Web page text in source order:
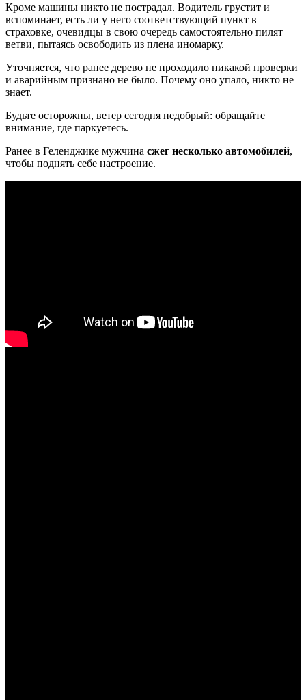
Кроме машины никто не пострадал. Водитель грустит и
вспоминает, есть ли у него соответствующий пункт в
страховке, очевидцы в свою очередь самостоятельно пилят
ветви, пытаясь освободить из плена иномарку.
Уточняется, что ранее дерево не проходило никакой проверки
и аварийным признано не было. Почему оно упало, никто не
знает.
Будьте осторожны, ветер сегодня недобрый: обращайте
внимание, где паркуетесь.
Ранее в Геленджике мужчина сжег несколько автомобилей,
чтобы поднять себе настроение.